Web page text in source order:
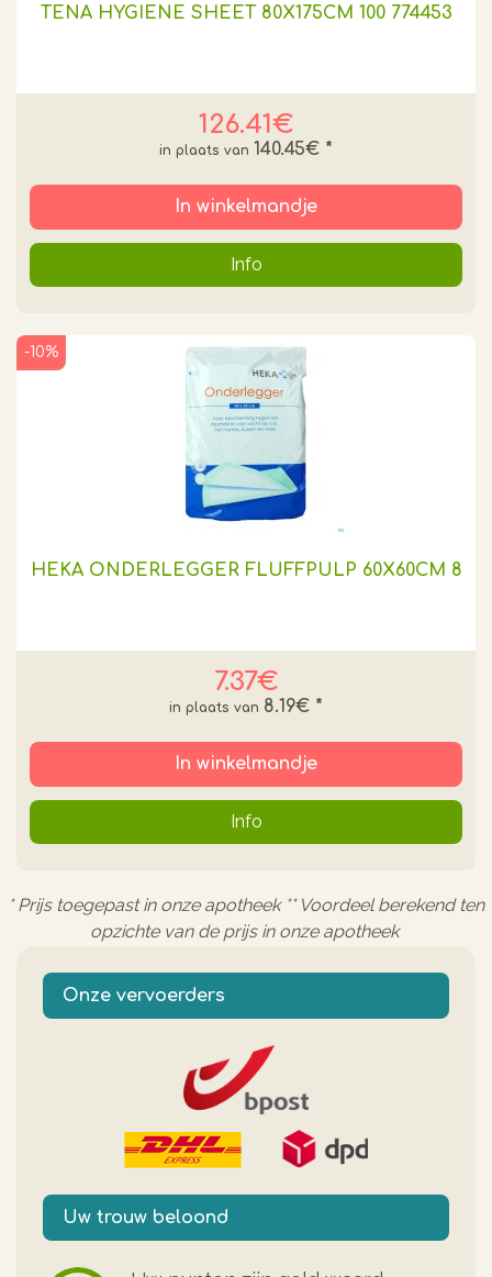
TENA HYGIENE SHEET 80X175CM 100 774453
126.41€
140.45€ *
In winkelmandje
Info
HEKA ONDERLEGGER FLUFFPULP 60X60CM 8
7.37€
-10%
8.19€ *
In winkelmandje
Info
* Prijs toegepast in onze apotheek ** Voordeel berekend ten
opzichte van de prijs in onze apotheek
Onze vervoerders
Uw trouw beloond